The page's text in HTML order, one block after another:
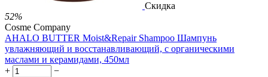
Скидка
52%
Cosme Company
AHALO BUTTER Moist&Repair Shampoo Шампунь
увлажняющий и восстанавливающий, с органическими
маслами и керамидами, 450мл
+
−